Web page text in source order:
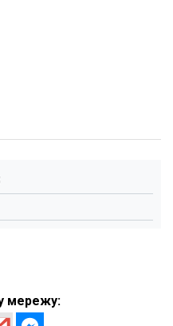
мережу: